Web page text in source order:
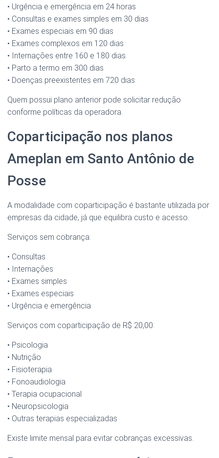
• Urgência e emergência em 24 horas
• Consultas e exames simples em 30 dias
• Exames especiais em 90 dias
• Exames complexos em 120 dias
• Internações entre 160 e 180 dias
• Parto a termo em 300 dias
• Doenças preexistentes em 720 dias
Quem possui plano anterior pode solicitar redução
conforme políticas da operadora.
Coparticipação nos planos
Ameplan em Santo Antônio de
Posse
A modalidade com coparticipação é bastante utilizada por
empresas da cidade, já que equilibra custo e acesso.
Serviços sem cobrança:
• Consultas
• Internações
• Exames simples
• Exames especiais
• Urgência e emergência
Serviços com coparticipação de R$ 20,00:
• Psicologia
• Nutrição
• Fisioterapia
• Fonoaudiologia
• Terapia ocupacional
• Neuropsicologia
• Outras terapias especializadas
Existe limite mensal para evitar cobranças excessivas.